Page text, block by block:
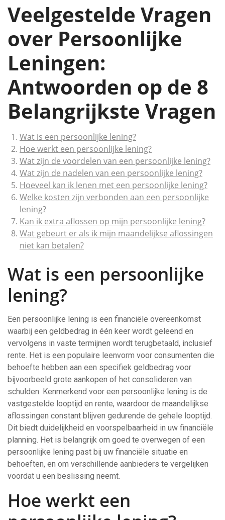
Veelgestelde Vragen
over Persoonlijke
Leningen:
Antwoorden op de 8
Belangrijkste Vragen
Wat is een persoonlijke lening?
Hoe werkt een persoonlijke lening?
Wat zijn de voordelen van een persoonlijke lening?
Wat zijn de nadelen van een persoonlijke lening?
Hoeveel kan ik lenen met een persoonlijke lening?
Welke kosten zijn verbonden aan een persoonlijke
lening?
Kan ik extra aflossen op mijn persoonlijke lening?
Wat gebeurt er als ik mijn maandelijkse aflossingen
niet kan betalen?
Wat is een persoonlijke
lening?
Een persoonlijke lening is een financiële overeenkomst
waarbij een geldbedrag in één keer wordt geleend en
vervolgens in vaste termijnen wordt terugbetaald, inclusief
rente. Het is een populaire leenvorm voor consumenten die
behoefte hebben aan een specifiek geldbedrag voor
bijvoorbeeld grote aankopen of het consolideren van
schulden. Kenmerkend voor een persoonlijke lening is de
vastgestelde looptijd en rente, waardoor de maandelijkse
aflossingen constant blijven gedurende de gehele looptijd.
Dit biedt duidelijkheid en voorspelbaarheid in uw financiële
planning. Het is belangrijk om goed te overwegen of een
persoonlijke lening past bij uw financiële situatie en
behoeften, en om verschillende aanbieders te vergelijken
voordat u een beslissing neemt.
Hoe werkt een